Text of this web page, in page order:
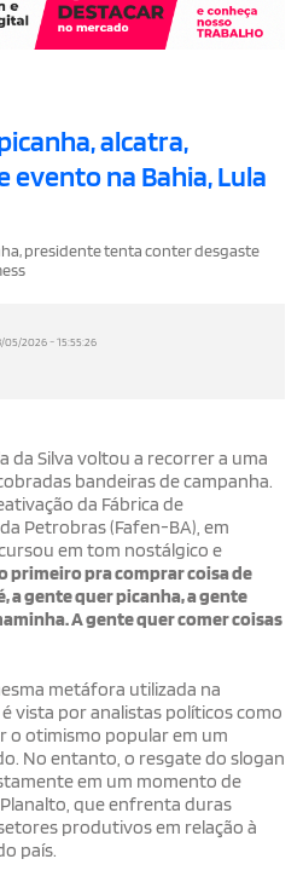
alcatra,
evento na Bahia, Lula
presidente tenta conter desgaste
2026 - 15:55:26
da Silva voltou a recorrer a uma
bandeiras de campanha.
da Fábrica de
Petrobras (Fafen-BA), em
em tom nostálgico e
primeiro pra comprar coisa de
a gente quer picanha, a gente
A gente quer comer coisas
metáfora utilizada na
vista por analistas políticos como
o otimismo popular em um
No entanto, o resgate do slogan
em um momento de
que enfrenta duras
produtivos em relação à
país.